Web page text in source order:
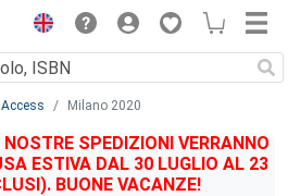
Milano 2020
SPEDIZIONI VERRANNO
ESTIVA DAL 30 LUGLIO AL 23
BUONE VACANZE!